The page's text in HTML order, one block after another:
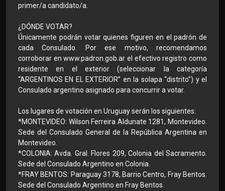
primer/a candidato/a.
¿DÓNDE VOTAR?
Únicamente podrán votar quienes figuren en el padrón de
cada Consulado. Por ese motivo, recomendamos
corroborar en www.padron.gob.ar el efectivo registro como
residente en el exterior (seleccionar la categoría
“ARGENTINOS EN EL EXTERIOR” en la solapa “distrito”) y el
Consulado argentino asignado para concurrir a votar.
Los lugares de votación en Uruguay serán los siguientes:
*MONTEVIDEO: Wilson Ferreira Aldunate 1281, Montevideo.
Sede del Consulado General de la República Argentina en
Montevideo.
*COLONIA: Avda. Gral. Flores 209, Colonia del Sacramento.
Sede del Consulado Argentino en Colonia.
*FRAY BENTOS: Paraguay 3178, Barrio Centro, Fray Bentos.
Sede del Consulado Argentino en Fray Bentos.